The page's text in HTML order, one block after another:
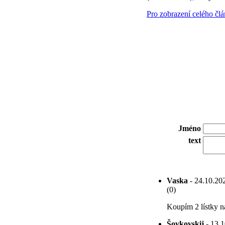
Pro zobrazení celého
Jméno
text
Vaska -
(0)
Koupím 2 lístky